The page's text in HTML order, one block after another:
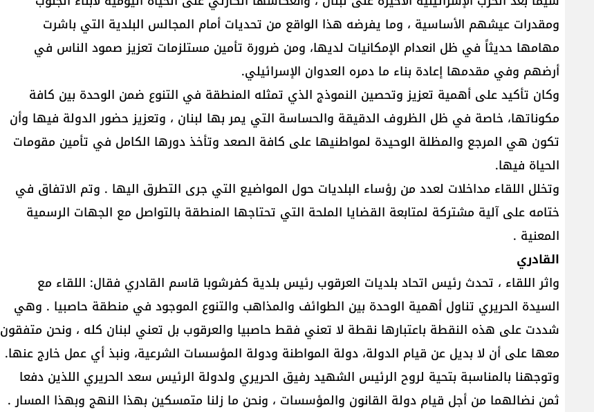
ومقدرات عيشهم الأساسية ، وما يفرضه هذا الواقع من تحديات أمام المجالس البلدية التي باشرت
مهامها حديثاً في ظل انعدام الإمكانيات لديها، ومن ضرورة تأمين مستلزمات تعزيز صمود الناس في
أرضهم وفي مقدمها إعادة بناء ما دمره العدوان الإسرائيلي.
وكان تأكيد على أهمية تعزيز وتحصين النموذج الذي تمثله المنطقة في التنوع ضمن الوحدة بين كافة
مكوناتها، خاصة في ظل الظروف الدقيقة والحساسة التي يمر بها لبنان ، وتعزيز حضور الدولة فيها وأن
تكون هي المرجع والمظلة الوحيدة لمواطنيها على كافة الصعد وتأخذ دورها الكامل في تأمين مقومات
الحياة فيها.
وتخلل اللقاء مداخلات لعدد من رؤساء البلديات حول المواضيع التي جرى التطرق اليها . وتم الاتفاق في
ختامه على آلية مشتركة لمتابعة القضايا الملحة التي تحتاجها المنطقة بالتواصل مع الجهات الرسمية
المعنية .
القادري
واثر اللقاء ، تحدث رئيس اتحاد بلديات العرقوب رئيس بلدية كفرشوبا قاسم القادري فقال: اللقاء مع
السيدة الحريري تناول أهمية الوحدة بين الطوائف والمذاهب والتنوع الموجود في منطقة حاصبيا . وهي
شددت على هذه النقطة باعتبارها نقطة لا تعني فقط حاصبيا والعرقوب بل تعني لبنان كله ، ونحن متفقون
معها على أن لا بديل عن قيام الدولة، دولة المواطنة ودولة المؤسسات الشرعية، ونبذ أي عمل خارج عنها.
وتوجهنا بالمناسبة بتحية لروح الرئيس الشهيد رفيق الحريري ولدولة الرئيس سعد الحريري اللذين دفعا
ثمن نضالهما من أجل قيام دولة القانون والمؤسسات ، ونحن ما زلنا متمسكين بهذا النهج وبهذا المسار .